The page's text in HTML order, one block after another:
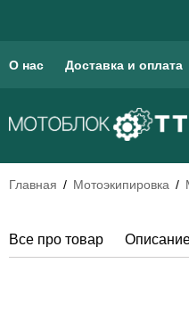
О нас Доставка и оплата
Главная Мотоэкипировка
Все про товар